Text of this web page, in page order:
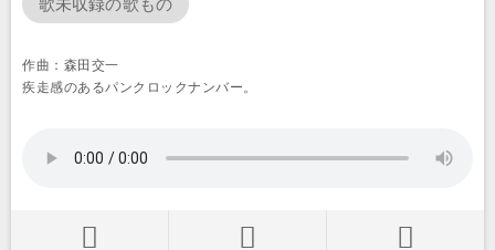
作曲：森田交一
疾走感のあるパンクロックナンバー。